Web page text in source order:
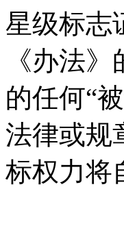
星级标志
《办法
的任何“
法律或规
标权力将